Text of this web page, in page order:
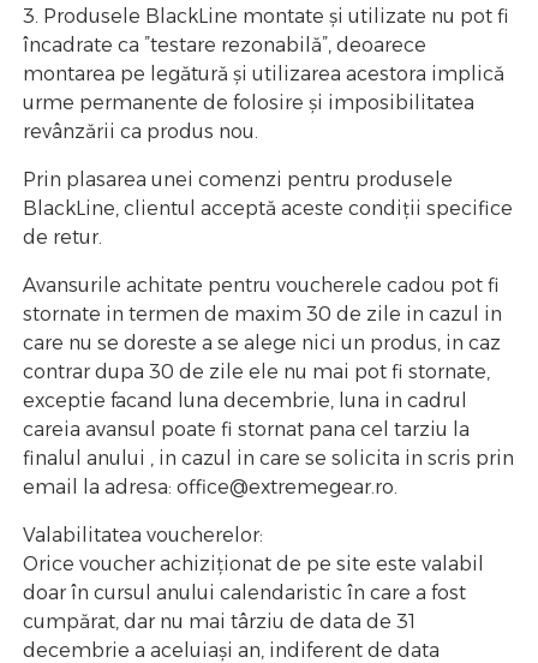
3. Produsele BlackLine montate și utilizate nu pot fi
încadrate ca ”testare rezonabilă”, deoarece
montarea pe legătură și utilizarea acestora implică
urme permanente de folosire și imposibilitatea
revânzării ca produs nou.
Prin plasarea unei comenzi pentru produsele
BlackLine, clientul acceptă aceste condiții specifice
de retur.
Avansurile achitate pentru voucherele cadou pot fi
stornate in termen de maxim 30 de zile in cazul in
care nu se doreste a se alege nici un produs, in caz
contrar dupa 30 de zile ele nu mai pot fi stornate,
exceptie facand luna decembrie, luna in cadrul
careia avansul poate fi stornat pana cel tarziu la
finalul anului , in cazul in care se solicita in scris prin
email la adresa: office@extremegear.ro.
Valabilitatea voucherelor:
Orice voucher achiziționat de pe site este valabil
doar în cursul anului calendaristic în care a fost
cumpărat, dar nu mai târziu de data de 31
decembrie a aceluiași an, indiferent de data